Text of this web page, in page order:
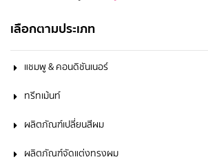
เลือกตามประเภท
แชมพู & คอนดิชันเนอร์
ทรีทเม้นท์
ผลิตภัณฑ์เปลี่ยนสีผม
ผลิตภัณฑ์จัดแต่งทรงผม